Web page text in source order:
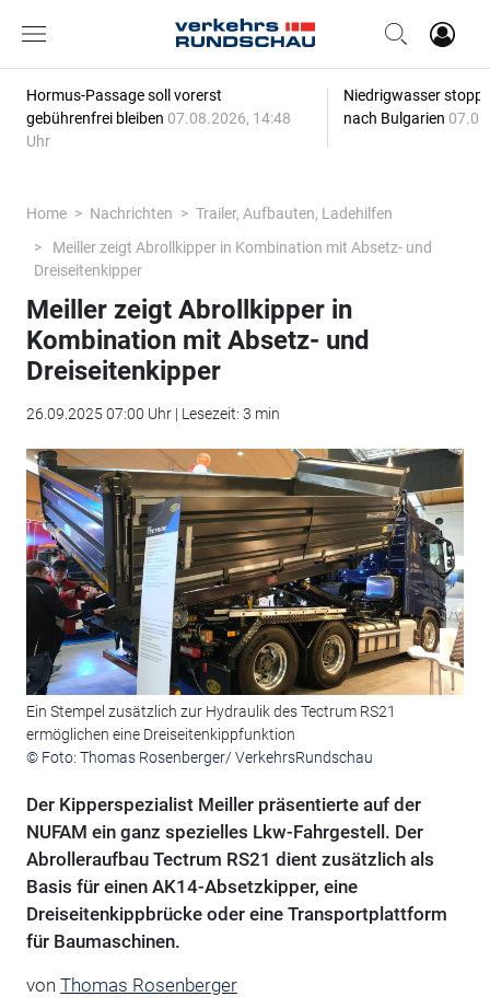
Hormus-Passage soll vorerst
gebührenfrei bleiben 07.08.2026, 14:48
Uhr
Niedrigwasser
nach Bulgarien
Home Nachrichten
Trailer, Aufbauten, Ladehilfen
Meiller zeigt Abrollkipper in Kombination mit Absetz- und
Dreiseitenkipper
Meiller zeigt Abrollkipper in
Kombination mit Absetz- und
Dreiseitenkipper
26.09.2025 07:00 Uhr | Lesezeit: 3 min
Ein Stempel zusätzlich zur Hydraulik des Tectrum RS21
ermöglichen eine Dreiseitenkippfunktion
© Foto: Thomas Rosenberger/ VerkehrsRundschau
Der Kipperspezialist Meiller präsentierte auf der
NUFAM ein ganz spezielles Lkw-Fahrgestell. Der
Abrolleraufbau Tectrum RS21 dient zusätzlich als
Basis für einen AK14-Absetzkipper, eine
Dreiseitenkippbrücke oder eine Transportplattform
für Baumaschinen.
von Thomas Rosenberger